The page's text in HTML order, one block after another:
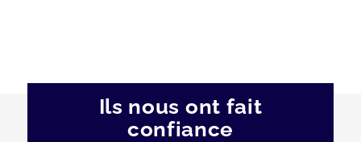
Ils nous ont fait
confiance